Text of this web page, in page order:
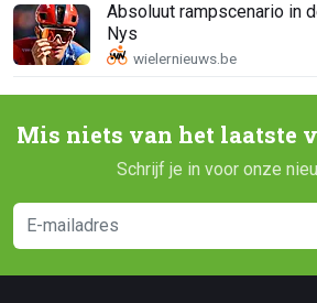
Absoluut rampscenario in
Nys
Mis niets van het laatste
Schrijf je in voor onze